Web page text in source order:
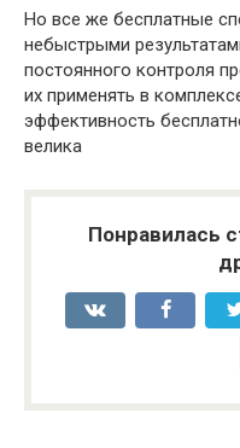
Но все же бесплатные
небыстрыми
постоянного контроля
их применять в
эффективность
велика
Понравилась